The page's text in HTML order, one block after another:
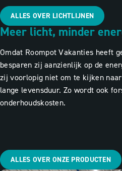
ALLES OVER LICHTLIJNEN
Meer licht, minder
Omdat Roompot Vakanties heeft
besparen zij aanzienlijk op de
zij voorlopig niet om te kijken
lange levensduur. Zo wordt ook
onderhoudskosten.
ALLES OVER ONZE PRODUCTEN